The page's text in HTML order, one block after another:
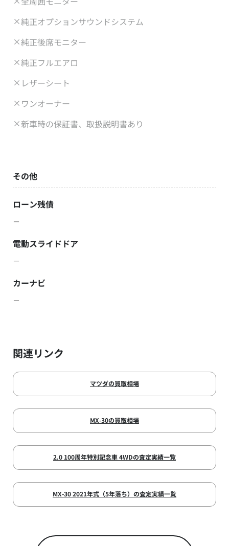
純正オプションサウンドシステム
純正後席モニター
純正フルエアロ
レザーシート
ワンオーナー
新車時の保証書、取扱説明書あり
その他
ローン残債
－
電動スライドドア
－
カーナビ
－
関連リンク
マツダの買取相場
MX-30の買取相場
2.0 100周年特別記念車 4WDの査定実績一覧
MX-30 2021年式（5年落ち）の査定実績一覧